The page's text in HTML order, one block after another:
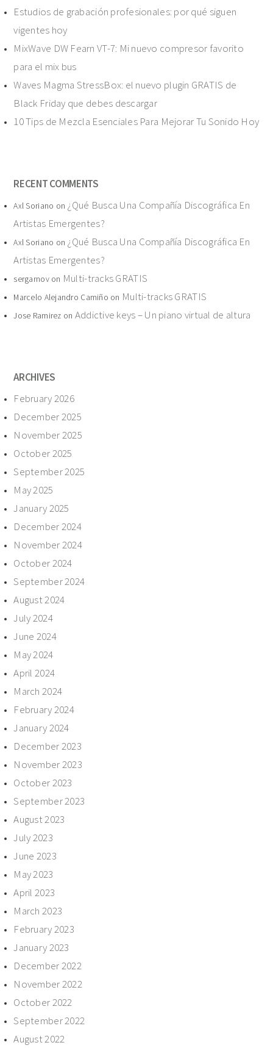
Estudios de grabación profesionales: por qué siguen
vigentes hoy
MixWave DW Fearn VT-7: Mi nuevo compresor favorito
para el mix bus
Waves Magma StressBox: el nuevo plugin GRATIS de
Black Friday que debes descargar
10 Tips de Mezcla Esenciales Para Mejorar Tu Sonido Hoy
RECENT COMMENTS
Axl Soriano on ¿Qué Busca Una Compañía Discográfica En
Artistas Emergentes?
Axl Soriano on ¿Qué Busca Una Compañía Discográfica En
Artistas Emergentes?
sergarnovon Multi-tracks GRATIS
Marcelo Alejandro Camiño on Multi-tracks GRATIS
Jose Ramirez on Addictive keys – Un piano virtual de altura
ARCHIVES
February 2026
December 2025
November 2025
October 2025
September 2025
May 2025
January 2025
December 2024
November 2024
October 2024
September 2024
August 2024
July 2024
June 2024
May 2024
April 2024
March 2024
February 2024
January 2024
December 2023
November 2023
October 2023
September 2023
August 2023
July 2023
June 2023
May 2023
April 2023
March 2023
February 2023
January 2023
December 2022
November 2022
October 2022
September 2022
August 2022